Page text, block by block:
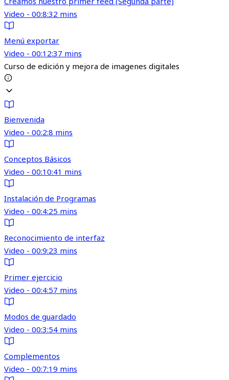
Video - 00:8:32 mins
Menú exportar
Video - 00:12:37 mins
Curso de edición y mejora de imagenes digitales
Bienvenida
Video - 00:2:8 mins
Conceptos Básicos
Video - 00:10:41 mins
Instalación de Programas
Video - 00:4:25 mins
Reconocimiento de interfaz
Video - 00:9:23 mins
Primer ejercicio
Video - 00:4:57 mins
Modos de guardado
Video - 00:3:54 mins
Complementos
Video - 00:7:19 mins